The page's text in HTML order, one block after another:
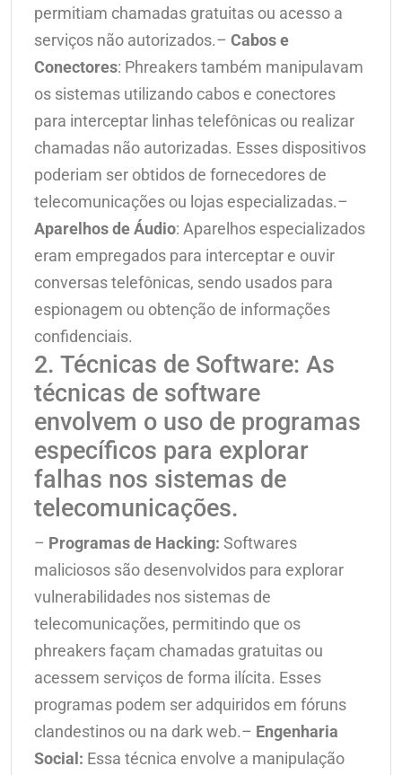
permitiam chamadas gratuitas ou acesso a
serviços não autorizados.– Cabos e
Conectores: Phreakers também manipulavam
os sistemas utilizando cabos e conectores
para interceptar linhas telefônicas ou realizar
chamadas não autorizadas. Esses dispositivos
poderiam ser obtidos de fornecedores de
telecomunicações ou lojas especializadas.–
Aparelhos de Áudio: Aparelhos especializados
eram empregados para interceptar e ouvir
conversas telefônicas, sendo usados para
espionagem ou obtenção de informações
confidenciais.
2. Técnicas de Software: As
técnicas de software
envolvem o uso de programas
específicos para explorar
falhas nos sistemas de
telecomunicações.
– Programas de Hacking: Softwares
maliciosos são desenvolvidos para explorar
vulnerabilidades nos sistemas de
telecomunicações, permitindo que os
phreakers façam chamadas gratuitas ou
acessem serviços de forma ilícita. Esses
programas podem ser adquiridos em fóruns
clandestinos ou na dark web.– Engenharia
Social: Essa técnica envolve a manipulação